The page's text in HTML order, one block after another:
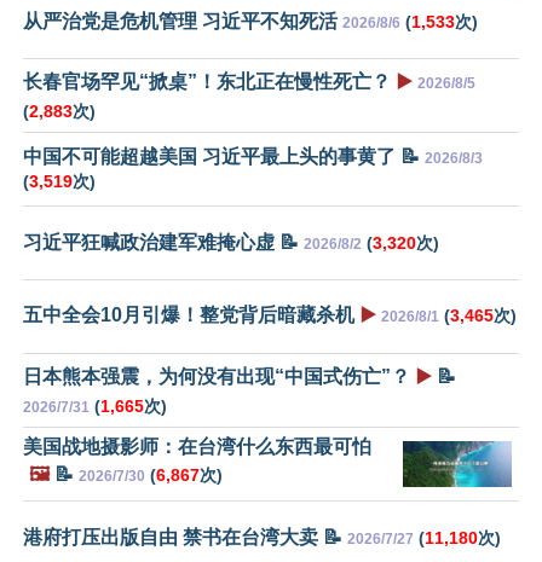
从严治党是危机管理 习近平不知死活 2026/8/6 (1,533次)
长春官场罕见“掀桌”！东北正在慢性死亡？ ▶️ 2026/8/5
(2,883次)
中国不可能超越美国 习近平最上头的事黄了 📝 2026/8/3
(3,519次)
习近平狂喊政治建军难掩心虚 📝 2026/8/2 (3,320次)
五中全会10月引爆！整党背后暗藏杀机 ▶️ 2026/8/1 (3,465次)
日本熊本强震，为何没有出现“中国式伤亡”？ ▶️ 📝
2026/7/31 (1,665次)
美国战地摄影师：在台湾什么东西最可怕
🖼️📝 2026/7/30 (6,867次)
港府打压出版自由 禁书在台湾大卖 📝 2026/7/27 (11,180次)